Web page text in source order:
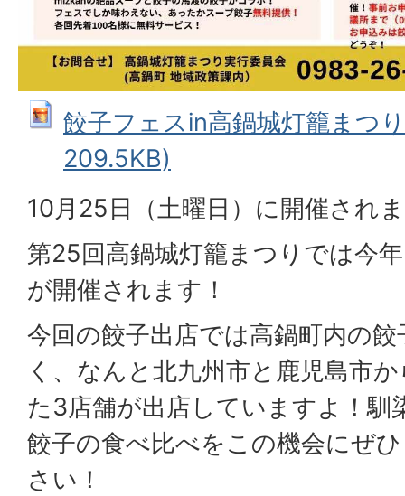
餃子フェスin高鍋城灯籠まつ
209.5KB)
10月25日（土曜日）に開催され
第25回高鍋城灯籠まつりでは今
が開催されます！
今回の餃子出店では高鍋町内の
く、なんと北九州市と鹿児島市
た3店舗が出店していますよ！馴
餃子の食べ比べをこの機会にぜ
さい！